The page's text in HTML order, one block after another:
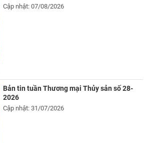
Cập nhật: 07/08/2026
Bản tin tuần Thương mại Thủy sản số 28-
2026
Cập nhật: 31/07/2026